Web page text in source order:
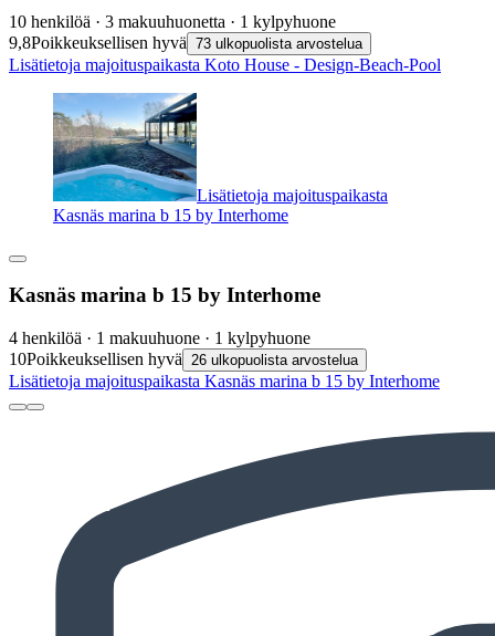
10 henkilöä · 3 makuuhuonetta · 1 kylpyhuone
9,8Poikkeuksellisen hyvä 73 ulkopuolista arvostelua
Lisätietoja majoituspaikasta Koto House - Design-Beach-Pool
Lisätietoja majoituspaikasta
Kasnäs marina b 15 by Interhome
Kasnäs marina b 15 by Interhome
4 henkilöä · 1 makuuhuone · 1 kylpyhuone
10Poikkeuksellisen hyvä 26 ulkopuolista arvostelua
Lisätietoja majoituspaikasta Kasnäs marina b 15 by Interhome